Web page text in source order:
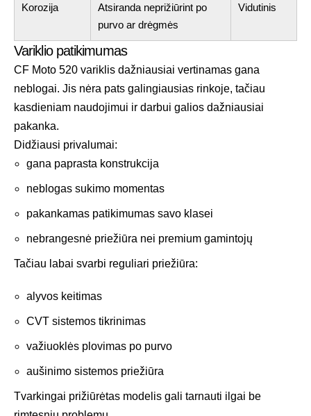
Korozija
Atsiranda neprižiūrint po
purvo ar drėgmės
Vidutinis
Variklio patikimumas
CF Moto 520 variklis dažniausiai vertinamas gana
neblogai. Jis nėra pats galingiausias rinkoje, tačiau
kasdieniam naudojimui ir darbui galios dažniausiai
pakanka.
Didžiausi privalumai:
gana paprasta konstrukcija
neblogas sukimo momentas
pakankamas patikimumas savo klasei
nebrangesnė priežiūra nei premium gamintojų
Tačiau labai svarbi reguliari priežiūra:
alyvos keitimas
CVT sistemos tikrinimas
važiuoklės plovimas po purvo
aušinimo sistemos priežiūra
Tvarkingai prižiūrėtas modelis gali tarnauti ilgai be